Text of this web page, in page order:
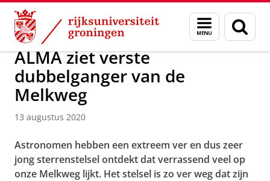
Skip
Content
Skip
Navigation
Menu
en
zoeken
Over ons Actueel Nieuws Nieuwsberichten
ALMA ziet verste
dubbelganger van de
Melkweg
13 augustus 2020
Astronomen hebben een extreem ver en dus zeer
jong sterrenstelsel ontdekt dat verrassend veel op
onze Melkweg lijkt. Het stelsel is zo ver weg dat zijn